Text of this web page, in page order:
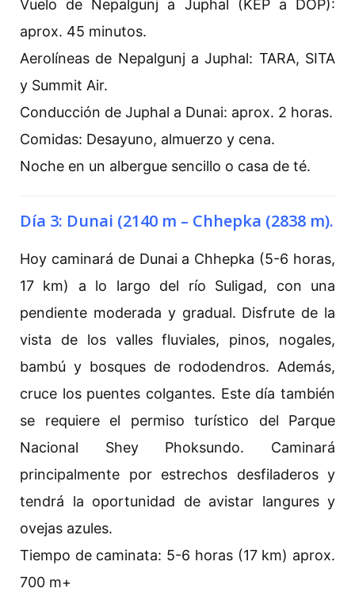
Vuelo de Nepalgunj a Juphal (KEP a DOP):
aprox. 45 minutos.
Aerolíneas de Nepalgunj a Juphal: TARA, SITA
y Summit Air.
Conducción de Juphal a Dunai: aprox. 2 horas.
Comidas: Desayuno, almuerzo y cena.
Noche en un albergue sencillo o casa de té.
Día 3: Dunai (2140 m – Chhepka (2838 m).
Hoy caminará de Dunai a Chhepka (5-6 horas,
17 km) a lo largo del río Suligad, con una
pendiente moderada y gradual. Disfrute de la
vista de los valles fluviales, pinos, nogales,
bambú y bosques de rododendros. Además,
cruce los puentes colgantes. Este día también
se requiere el permiso turístico del Parque
Nacional Shey Phoksundo. Caminará
principalmente por estrechos desfiladeros y
tendrá la oportunidad de avistar langures y
ovejas azules.
Tiempo de caminata: 5-6 horas (17 km) aprox.
700 m+